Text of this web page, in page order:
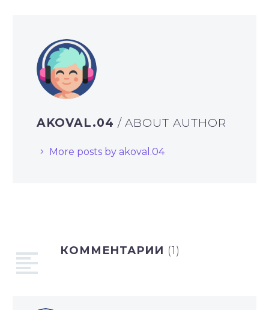
AKOVAL.04 / ABOUT AUTHOR
More posts by akoval.04
КОММЕНТАРИИ (1)